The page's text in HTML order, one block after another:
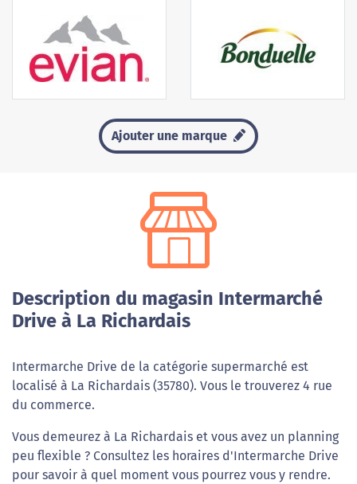
Ajouter une marque
Description du magasin Intermarché
Drive à La Richardais
Intermarche Drive de la catégorie supermarché est
localisé à La Richardais (35780). Vous le trouverez 4 rue
du commerce.
Vous demeurez à La Richardais et vous avez un planning
peu flexible ? Consultez les horaires d'Intermarche Drive
pour savoir à quel moment vous pourrez vous y rendre.